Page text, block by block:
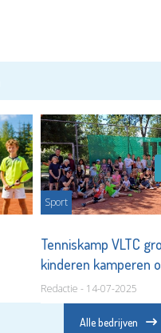
Sport
Tenniskamp VLTC
kinderen kamperen
Redactie - 14-07-2025
Alle bedrijven